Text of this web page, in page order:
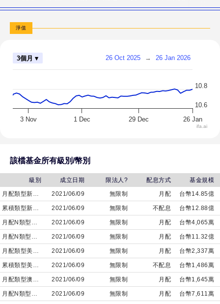
型
臺
機
投
資
等
級
債
券
基
金-
累
淨值
3 Nov 1 Dec 29 Dec 26 Jan
10.6
10.8
3個月 ▾ 26 Oct 2025 → 26 Jan 2026
ifa.ai
該檔基金所有級別/幣別
級別 成立日期 限法人? 配息方式
基金規模
月配類型新臺幣計價
2021/06/09 無限制 月配 台幣14.85億
累積類型新臺幣計價 2021/06/09 無限制 不配息 台幣12.88億
月配N類型美元計價 2021/06/09 無限制 月配 台幣4,065萬
月配N類型新臺幣計價 2021/06/09 無限制 月配 台幣11.32億
月配類型美元計價 2021/06/09 無限制 月配 台幣2,337萬
累積類型美元計價 2021/06/09 無限制 不配息 台幣1,486萬
月配類型澳幣計價 2021/06/09 無限制 月配 台幣1,645萬
月配N類型人民幣計價 2021/06/09 無限制 月配 台幣7,611萬